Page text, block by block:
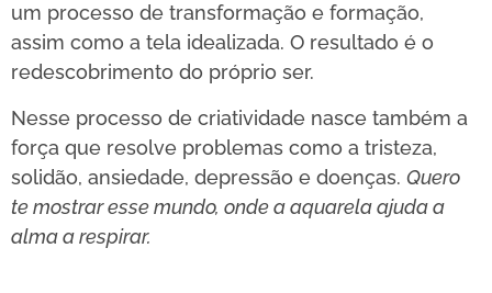
um processo de transformação e formação,
assim como a tela idealizada. O resultado é o
redescobrimento do próprio ser.
Nesse processo de criatividade nasce também a
força que resolve problemas como a tristeza,
solidão, ansiedade, depressão e doenças. Quero
te mostrar esse mundo, onde a aquarela ajuda a
alma a respirar.